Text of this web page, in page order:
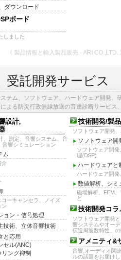
ダウンロード
ボード
しました
《 製品情報と輸入製品販売 - ARI CO.,LTD.
受託開発サービス
テム、ソフトウェア、ハードウェア開発、
よる防災行政無線放送の音達診断サービス
設計,
、測定、音響システム、音
音響シミュレーション
ム
介
ーキャンセラ、ノイズ
ン
ョン・信号処理
技術、立体音響技術
と応用
セル(ANC)
ング抑制
技術開発/製
ソフトウェア開発
ソフトウェア開
ソフトウェア開
理(DSP)
ハードウェアと
ハードウェア開
数値解析、シミ
磁場解析、FEM
ど
技術開発コ
ソフトウェア開発
響システムやオー
伝送周波数特性、
アメニティ&
音響,オーディオ関
ルの話題をお届け